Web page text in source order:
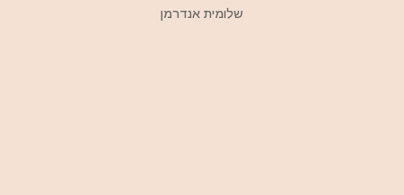
שלומית אנדרמן